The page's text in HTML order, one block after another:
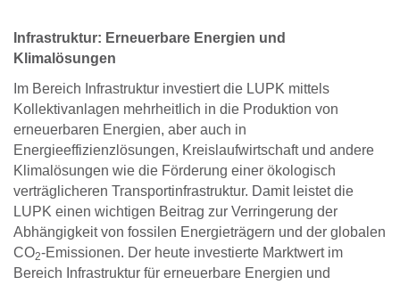
Infrastruktur: Erneuerbare Energien und
Klimalösungen
Im Bereich Infrastruktur investiert die LUPK mittels
Kollektivanlagen mehrheitlich in die Produktion von
erneuerbaren Energien, aber auch in
Energieeffizienzlösungen, Kreislaufwirtschaft und andere
Klimalösungen wie die Förderung einer ökologisch
verträglicheren Transportinfrastruktur. Damit leistet die
LUPK einen wichtigen Beitrag zur Verringerung der
Abhängigkeit von fossilen Energieträgern und der globalen
CO2-Emissionen. Der heute investierte Marktwert im
Bereich Infrastruktur für erneuerbare Energien und